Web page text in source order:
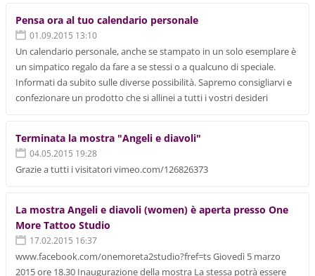
Pensa ora al tuo calendario personale
01.09.2015 13:10
Un calendario personale, anche se stampato in un solo esemplare è
un simpatico regalo da fare a se stessi o a qualcuno di speciale.
Informati da subito sulle diverse possibilità. Sapremo consigliarvi e
confezionare un prodotto che si allinei a tutti i vostri desideri
Terminata la mostra "Angeli e diavoli"
04.05.2015 19:28
Grazie a tutti i visitatori vimeo.com/126826373
La mostra Angeli e diavoli (women) è aperta presso One
More Tattoo Studio
17.02.2015 16:37
www.facebook.com/onemoreta2studio?fref=ts Giovedì 5 marzo
2015 ore 18.30 Inaugurazione della mostra La stessa potrà essere